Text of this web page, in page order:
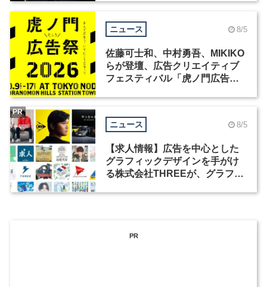
ニュース 8/5
佐藤可士和、中村勇吾、MIKIKO
らが登壇、広告クリエイティブ
フェスティバル「虎ノ門広告
ニュース 8/5
【求人情報】広告を中心とした
グラフィックデザインを手がけ
る株式会社THREEが、グラフィ
PR
PR